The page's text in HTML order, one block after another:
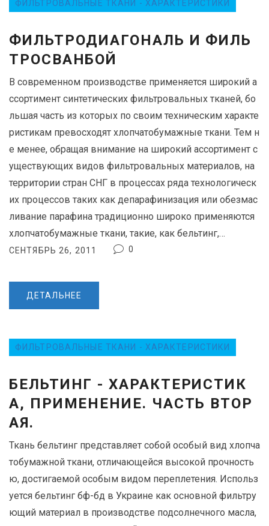
ФИЛЬТРОВАЛЬНЫЕ ТКАНИ - ХАРАКТЕРИСТИКИ
ФИЛЬТРОДИАГОНАЛЬ И ФИЛЬ
ТРОСВАНБОЙ
В современном производстве применяется широкий а
ссортимент синтетических фильтровальных тканей, бо
льшая часть из которых по своим техническим характе
ристикам превосходят хлопчатобумажные ткани. Тем н
е менее, обращая внимание на широкий ассортимент с
уществующих видов фильтровальных материалов, на
территории стран СНГ в процессах ряда технологическ
их процессов таких как депарафинизация или обезмас
ливание парафина традиционно широко применяются
хлопчатобумажные ткани, такие, как бельтинг,…
СЕНТЯБРЬ 26, 2011 0
ДЕТАЛЬНЕЕ
ФИЛЬТРОВАЛЬНЫЕ ТКАНИ - ХАРАКТЕРИСТИКИ
БЕЛЬТИНГ - ХАРАКТЕРИСТИК
А, ПРИМЕНЕНИЕ. ЧАСТЬ ВТОР
АЯ.
Ткань бельтинг представляет собой особый вид хлопча
тобумажной ткани, отличающейся высокой прочность
ю, достигаемой особым видом переплетения. Использ
уется бельтинг бф-бд в Украине как основной фильтру
ющий материал в производстве подсолнечного масла,